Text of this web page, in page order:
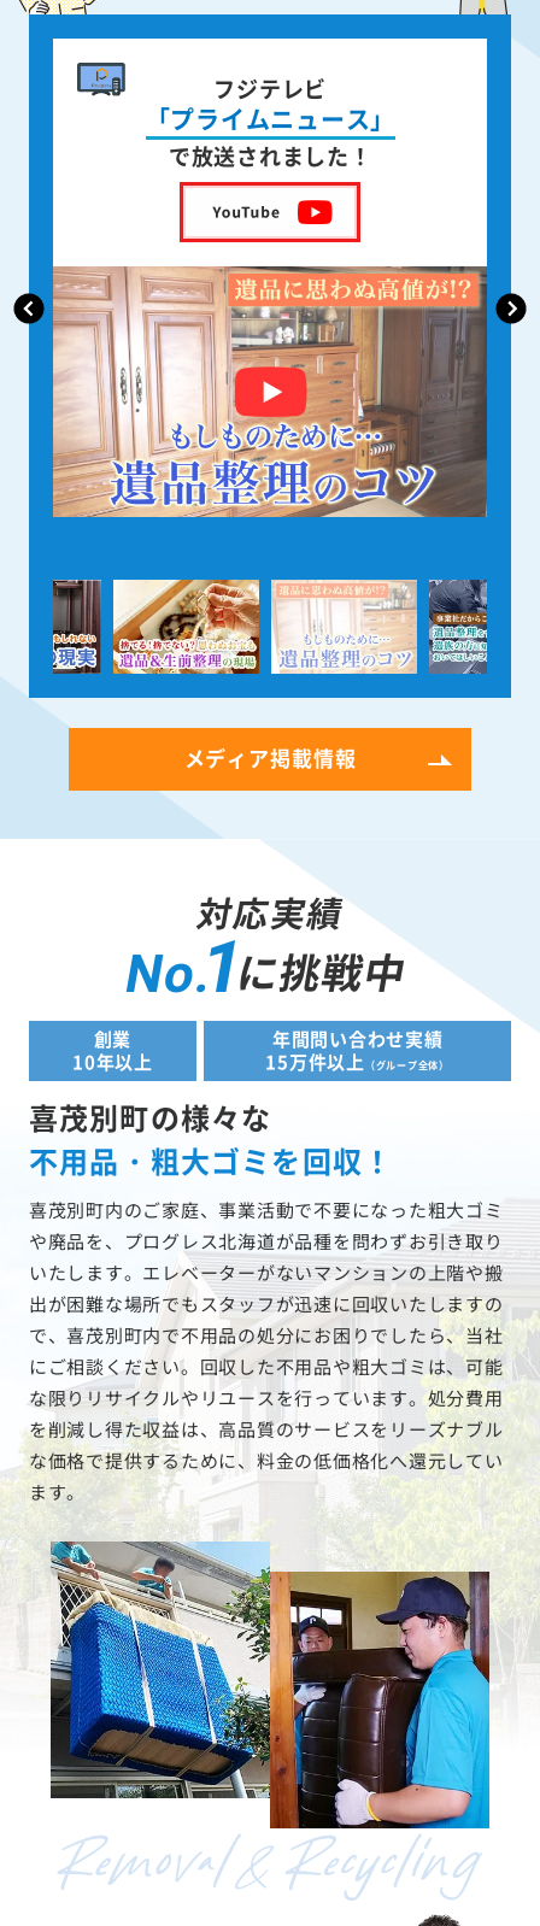
書籍出版
身近な人が
亡くなった後の遺品整理
を出版しました！
メディア掲載情報
対応実績
No.1に挑戦中
創業
10年以上
年間問い合わせ実績
15万件以上
（グループ全体）
喜茂別町の様々な
不用品・粗大ゴミを回収！
喜茂別町内のご家庭、事業活動で不要になった粗大ゴミ
や廃品を、プログレス北海道が品種を問わずお引き取り
いたします。エレベーターがないマンションの上階や搬
出が困難な場所でもスタッフが迅速に回収いたしますの
で、喜茂別町内で不用品の処分にお困りでしたら、当社
にご相談ください。回収した不用品や粗大ゴミは、可能
な限りリサイクルやリユースを行っています。処分費用
を削減し得た収益は、高品質のサービスをリーズナブル
な価格で提供するために、料金の低価格化へ還元してい
ます。